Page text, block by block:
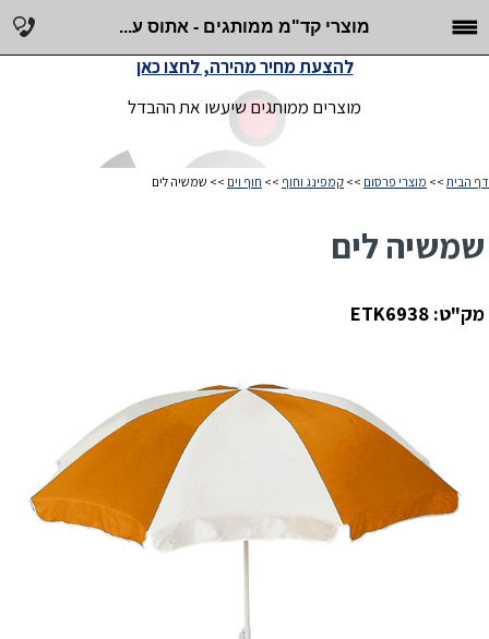
מוצרי קד"מ ממותגים - אתוס ע...
מוצרים ממותגים שיעשו את ההבדל
להצעת מחיר מהירה, לחצו כאן
דף הבית >> מוצרי פרסום >> קמפינג וחוף >> חוף וים >> שמשיה לים
שמשיה לים
מק"ט: ETK6938